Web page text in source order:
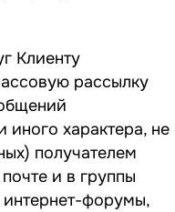
Клиенту
рассылку
иного характера, не
получателем
и в группы
интернет-форумы,